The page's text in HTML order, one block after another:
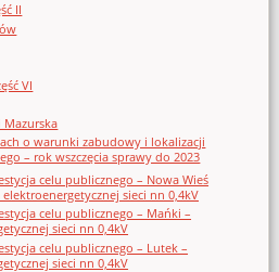
II
VI
Mazurska
o warunki zabudowy i lokalizacji
– rok wszczęcia sprawy do 2023
celu publicznego – Nowa Wieś
sieci nn 0,4kV
celu publicznego – Mańki –
sieci nn 0,4kV
celu publicznego – Lutek –
sieci nn 0,4kV